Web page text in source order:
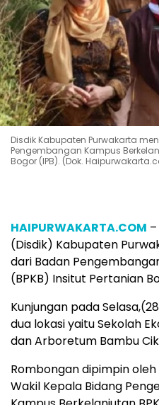
Disdik Kabupaten Purwakarta
Pengembangan Kampus
Bogor (IPB). (Dok.
HAIPURWAKARTA.COM
(Disdik) Kabupaten
dari Badan
(BPKB) Insitut Pertanian
Kunjungan pada
dua lokasi yaitu Sekolah
dan Arboretum Bambu
Rombongan dipimpin
Wakil Kepala Bidang